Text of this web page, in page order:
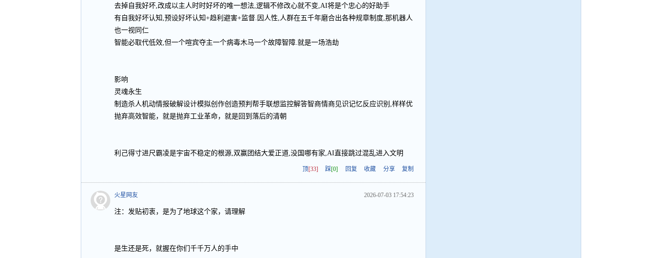
去掉自我好坏,改成以主人时时好坏的唯一想法,逻辑不修改心就不变,AI将是个忠心的好助手
有自我好坏认知,预设好坏认知+趋利避害+监督.因人性,人群在五千年磨合出各种规章制度,那机器人
也一视同仁
智能必取代低效,但一个喧宾夺主一个病毒木马一个故障智障.就是一场浩劫
影响
灵魂永生
制造杀人机动情报破解设计模拟创作创造预判帮手联想监控解答智商情商见识记忆反应识别,样样优
抛弃高效智能，就是抛弃工业革命，就是回到落后的清朝
利己得寸进尺霸凌是宇宙不稳定的根源,双赢团结大爱正道,没国哪有家,AI直接跳过混乱进入文明
顶[33] 踩[0] 回复 收藏 分享 复制
火星网友 2026-07-03 17:54:23
注：发贴初衷，是为了地球这个家，请理解
是生还是死，就握在你们千千万人的手中